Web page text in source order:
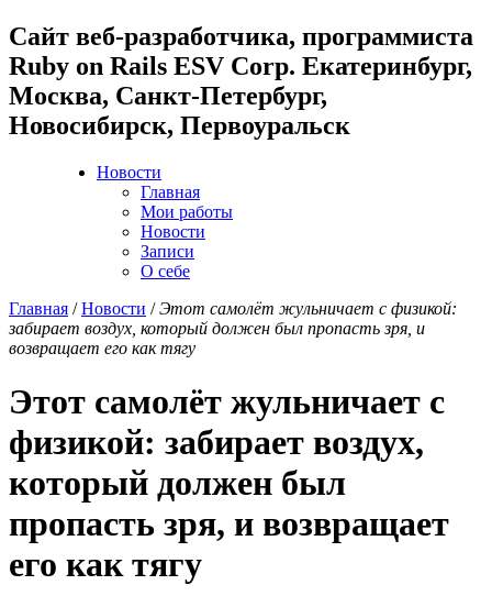
Cайт веб-разработчика, программиста
Ruby on Rails ESV Corp. Екатеринбург,
Москва, Санкт-Петербург,
Новосибирск, Первоуральск
Новости
Главная
Мои работы
Новости
Записи
О себе
Главная /Новости /Этот самолёт жульничает с физикой:
забирает воздух, который должен был пропасть зря, и
возвращает его как тягу
Этот самолёт жульничает с
физикой: забирает воздух,
который должен был
пропасть зря, и возвращает
его как тягу